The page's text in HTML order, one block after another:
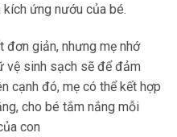
ứng nướu của bé.
đơn giản, nhưng mẹ nhớ
vệ sinh sạch sẽ để đảm
cạnh đó, mẹ có thể kết hợp
cho bé tắm nắng mỗi
con